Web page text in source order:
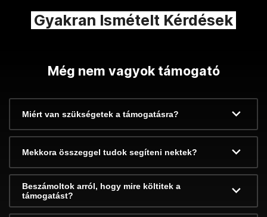
Gyakran Ismételt Kérdések
Még nem vagyok támogató
Miért van szükségetek a támogatásra?
Mekkora összeggel tudok segíteni nektek?
Beszámoltok arról, hogy mire költitek a
támogatást?